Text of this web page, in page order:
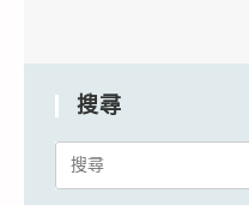
搜尋
Search